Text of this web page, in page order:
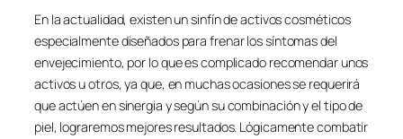
En la actualidad, existen un sinfín de activos cosméticos
especialmente diseñados para frenar los síntomas del
envejecimiento, por lo que es complicado recomendar unos
activos u otros, ya que, en muchas ocasiones se requerirá
que actúen en sinergia y según su combinación y el tipo de
piel, lograremos mejores resultados. Lógicamente combatir